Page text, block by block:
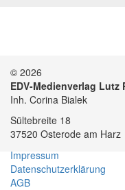
© 2026
EDV-Medienverlag Lutz
Inh. Corina Bialek
Sültebreite 18
37520 Osterode am Harz
Impressum
Datenschutzerklärung
AGB